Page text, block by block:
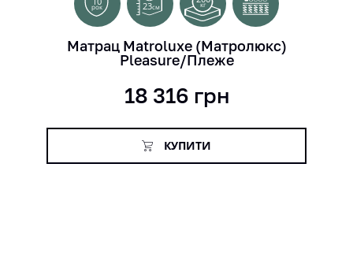
рок 23см кг
Матрац Matroluxe (Матролюкс)
Pleasure/Плеже
18 316 грн
КУПИТИ